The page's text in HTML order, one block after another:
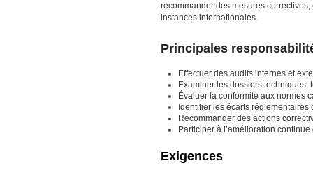
recommander des mesures
instances internationales.
Principales
Effectuer des audits internes et
Examiner les dossiers
Évaluer la conformité aux normes
Identifier les écarts
Recommander des actions
Participer à l’amélioration
Exigences